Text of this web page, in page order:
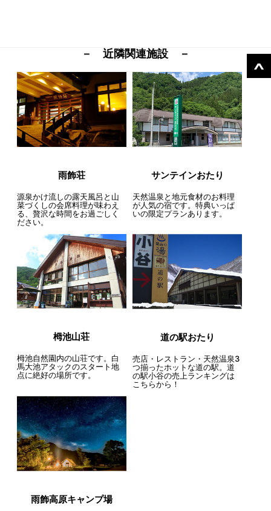
－ 近隣関連施設 －
雨飾荘
源泉かけ流しの露天風呂と山
菜づくしの会席料理が味わえ
る、贅沢な時間をお過ごしく
ださい。
サンテインおたり
天然温泉と地元食材のお料理
が人気の宿です。特典いっぱ
いの限定プランあります。
栂池山荘
栂池自然園内の山荘です。白
馬大池アタックのスタート地
点に絶好の場所です。
道の駅おたり
売店・レストラン・天然温泉3
つ揃ったホットな道の駅。道
の駅小谷の売上ランキングは
こちらから！
雨飾高原キャンプ場